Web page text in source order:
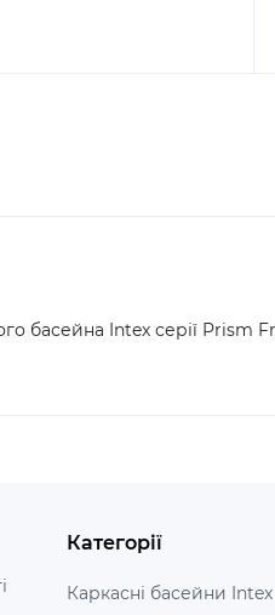
басейна Intex серії Prism
Категорії
Каркасні басейни Intex